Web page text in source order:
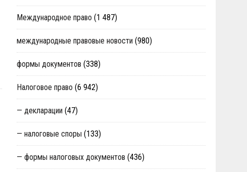
Международное право (1 487)
международные правовые новости (980)
формы документов (338)
Налоговое право (6 942)
— декларации (47)
— налоговые споры (133)
— формы налоговых документов (436)